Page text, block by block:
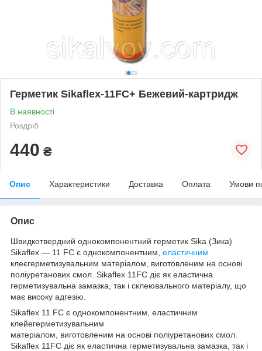
Герметик Sikaflex-11FC+ Бежевий-картридж
В наявності
Роздріб
440 ₴
Опис Характеристики Доставка Оплата Умови
Опис
Швидкотвердний однокомпонентний герметик Sika (Зика)
Sikaflex — 11 FC є однокомпонентним, еластичним
клеєгерметизувальним матеріалом, виготовленим на основі
поліуретанових смол. Sikaflex 11FC діє як еластична
герметизувальна замазка, так і склеювального матеріалу, що
має високу адгезію.
Sikaflex 11 FC є однокомпонентним, еластичним
клейегерметизувальним
матеріалом, виготовленим на основі поліуретанових смол.
Sikaflex 11FC діє як еластична герметизувальна замазка, так і